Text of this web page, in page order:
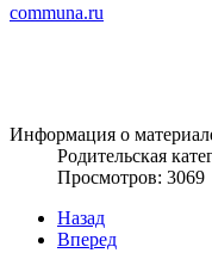
communa.ru
Информация о
Родительская
Просмотров: 3069
Назад
Вперед